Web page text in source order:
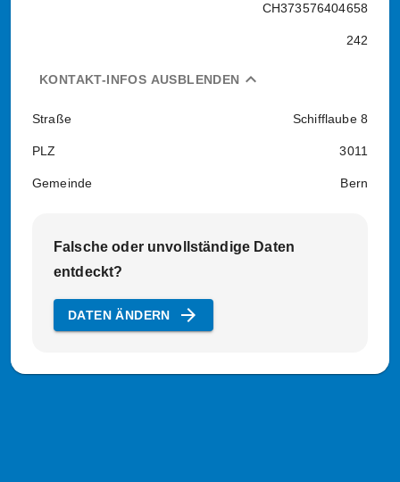
CH373576404658
242
expand_less
KONTAKT-INFOS AUSBLENDEN
Straße Schifflaube 8
PLZ 3011
Gemeinde Bern
Falsche oder unvollständige Daten
entdeckt?
arrow_forward
DATEN ÄNDERN